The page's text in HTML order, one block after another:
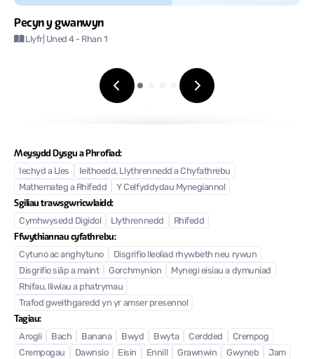
Pecyn y gwanwyn
Llyfr| Uned 4 - Rhan 1
Meysydd Dysgu a Phrofiad:
Iechyd a Lles
Ieithoedd, Llythrennedd a Chyfathrebu
Mathemateg a Rhifedd
Y Celfyddydau Mynegiannol
Sgiliau trawsgwricwlaidd:
Cymhwysedd Digidol Llythrennedd Rhifedd
Ffwythiannau cyfathrebu:
Cytuno ac anghytuno
Disgrifio lleoliad rhywbeth neu rywun
Disgrifio siâp a maint
Gorchmynion
Mynegi eisiau a dymuniad
Rhifau, lliwiau a phatrymau
Trafod gweithgaredd yn yr amser presennol
Tagiau:
Arogli Bach Banana Bwyd Bwyta Cerdded
Crempog
Crempogau
Dawnsio Eisin Ennill Grawnwin Gwyneb
Jam